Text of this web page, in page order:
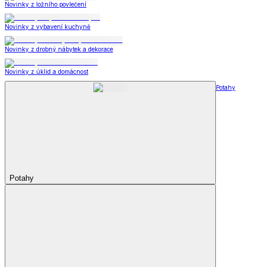
Novinky z ložního povlečení
Novinky z vybavení kuchyně
Novinky z drobný nábytek a dekorace
Novinky z úklid a domácnost
Potahy
Potahy